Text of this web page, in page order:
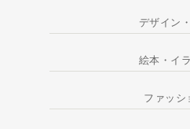
デザイン
絵本・イ
ファッシ